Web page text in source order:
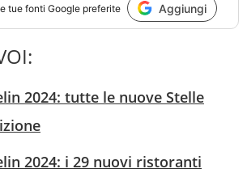
tue fonti Google preferite Aggiungi
2024: tutte le nuove Stelle
2024: i 29 nuovi ristoranti